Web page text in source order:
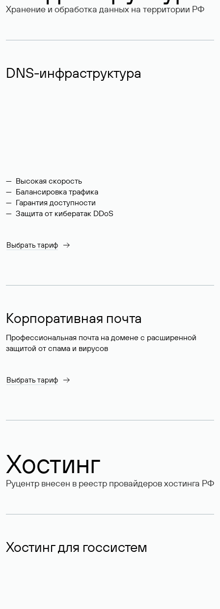
Хранение и обработка данных на территории РФ
DNS-инфраструктура
Высокая скорость
Балансировка трафика
Гарантия доступности
Защита от кибератак DDoS
Выбрать тариф
Корпоративная почта
Профессиональная почта на домене с расширенной
защитой от спама и вирусов
Выбрать тариф
Хостинг
Руцентр внесен в реестр провайдеров хостинга РФ
Хостинг для госсистем